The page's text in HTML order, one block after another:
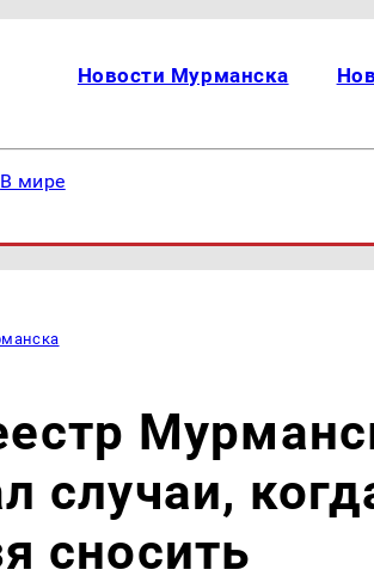
Новости Мурманска
В мире
случаи,
сносить